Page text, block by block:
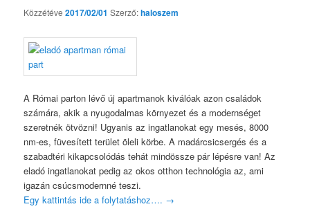
Közzétéve2017/02/01 Szerző:haloszem
A Római parton lévő új apartmanok kiválóak azon családok
számára, akik a nyugodalmas környezet és a modernséget
szeretnék ötvözni! Ugyanis az ingatlanokat egy mesés, 8000
nm-es, füvesített terület öleli körbe. A madárcsicsergés és a
szabadtéri kikapcsolódás tehát mindössze pár lépésre van! Az
eladó ingatlanokat pedig az okos otthon technológia az, ami
igazán csúcsmodernné teszi.
Egy kattintás ide a folytatáshoz…. →